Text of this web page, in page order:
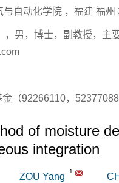
与自动化学院 ，福建 福
男，博士，副教授，主
（92266110，52377088
of moisture
integration
ZOU Yang
1